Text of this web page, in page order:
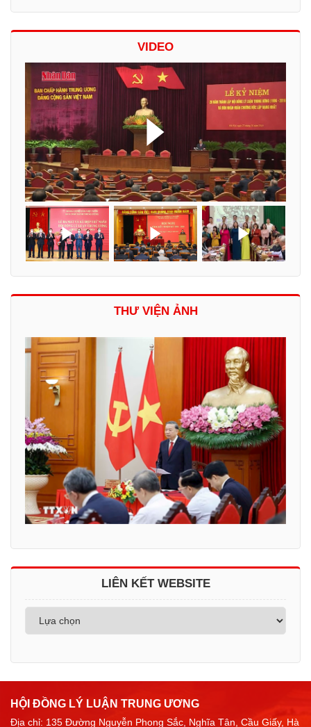
VIDEO
THƯ VIỆN ẢNH
LIÊN KẾT WEBSITE
HỘI ĐỒNG LÝ LUẬN TRUNG ƯƠNG
Địa chỉ: 135 Đường Nguyễn Phong Sắc, Nghĩa Tân, Cầu Giấy, Hà